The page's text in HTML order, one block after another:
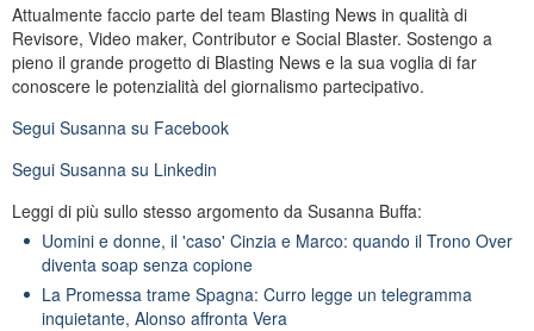
Attualmente faccio parte del team Blasting News in qualità di
Revisore, Video maker, Contributor e Social Blaster. Sostengo a
pieno il grande progetto di Blasting News e la sua voglia di far
conoscere le potenzialità del giornalismo partecipativo.
Segui Susanna su Facebook
Segui Susanna su Linkedin
Leggi di più sullo stesso argomento da Susanna Buffa:
Uomini e donne, il 'caso' Cinzia e Marco: quando il Trono Over
diventa soap senza copione
La Promessa trame Spagna: Curro legge un telegramma
inquietante, Alonso affronta Vera